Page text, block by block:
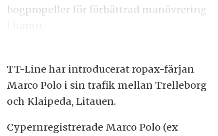
bogpropeller för förbättrad manövrering
TT-Line har introducerat ropax-färjan
Marco Polo i sin trafik mellan Trelleborg
och Klaipeda, Litauen.
Cypernregistrerade Marco Polo (ex